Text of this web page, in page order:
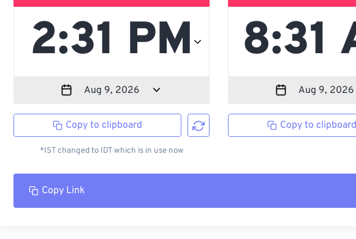
Copy to clipboard
*IST changed to IDT which is in use now
Copy to
Copy Link